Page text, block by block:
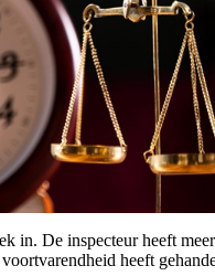
in. De inspecteur heeft
heeft